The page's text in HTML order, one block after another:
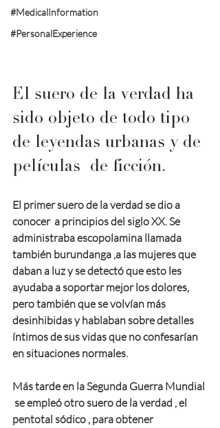
#MedicalInformation
#PersonalExperience
El suero de la verdad ha
sido objeto de todo tipo
de leyendas urbanas y de
películas  de ficción.
El primer suero de la verdad se dio a
conocer  a principios del siglo XX. Se
administraba escopolamina llamada
también burundanga ,a las mujeres que
daban a luz y se detectó que esto les
ayudaba a soportar mejor los dolores,
pero también que se volvían más
desinhibidas y hablaban sobre detalles
íntimos de sus vidas que no confesarían
en situaciones normales.
Más tarde en la Segunda Guerra Mundial
se empleó otro suero de la verdad , el
pentotal sódico , para obtener